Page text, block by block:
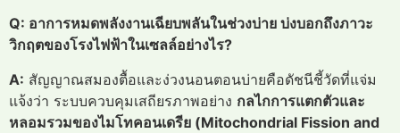
Q: อาการหมดพลังงานเฉียบพลันในช่วงบ่าย บ่งบอกถึงภาวะ
วิกฤตของโรงไฟฟ้าในเซลล์อย่างไร?
A: สัญญาณสมองตื้อและง่วงนอนตอนบ่ายคือดัชนีชี้วัดที่แจ่ม
แจ้งว่า ระบบควบคุมเสถียรภาพอย่าง กลไกการแตกตัวและ
หลอมรวมของไมโทคอนเดรีย (Mitochondrial Fission and